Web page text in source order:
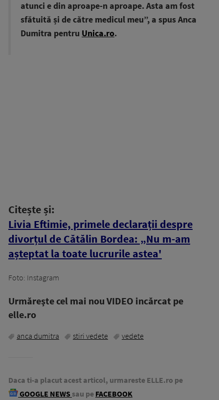
atunci e din aproape-n aproape. Asta am fost
sfătuită și de către medicul meu”, a spus Anca
Dumitra pentru Unica.ro.
Citește și:
Livia Eftimie, primele declarații despre
divorțul de Cătălin Bordea: „Nu m-am
așteptat la toate lucrurile astea'
Foto: Instagram
Urmăreşte cel mai nou VIDEO incărcat pe
elle.ro
anca dumitra stiri vedete vedete
Daca ti-a placut acest articol, urmareste ELLE.ro pe
GOOGLE NEWS sau pe FACEBOOK